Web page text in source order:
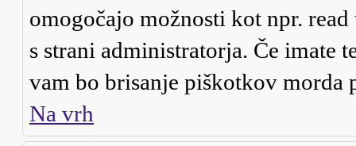
omogočajo možnosti kot npr.
s strani administratorja. Če imate
vam bo brisanje piškotkov morda
Na vrh